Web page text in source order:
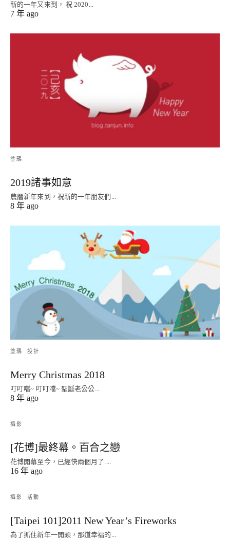
新的一年又來到， 祝 2020...
7 年 ago
塗鴉
2019諸事如意
農曆新年來到，祝新的一年朋友們...
8 年 ago
塗鴉 設計
Merry Christmas 2018
叮叮噹~ 叮叮噹~ 聖誕老公公...
8 年 ago
攝影
[花博]最終幕。百合之戀
花博開幕至今，已經快兩個月了....
16 年 ago
攝影 活動
[Taipei 101]2011 New Year’s Fireworks
為了抓住新年一開頭，那道幸福的...